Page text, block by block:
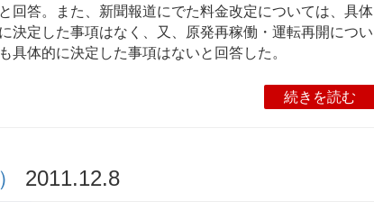
回答。また、新聞報道にでた料金改定については、具体
決定した事項はなく、又、原発再稼働・運転再開につい
具体的に決定した事項はないと回答した。
続きを読む
2011.12.8